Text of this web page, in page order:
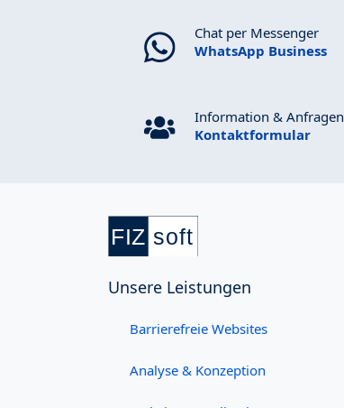
Chat per Messenger
WhatsApp Business
Information & Anfragen
Kontaktformular
Unsere Leistungen
Barrierefreie Websites
Analyse & Konzeption